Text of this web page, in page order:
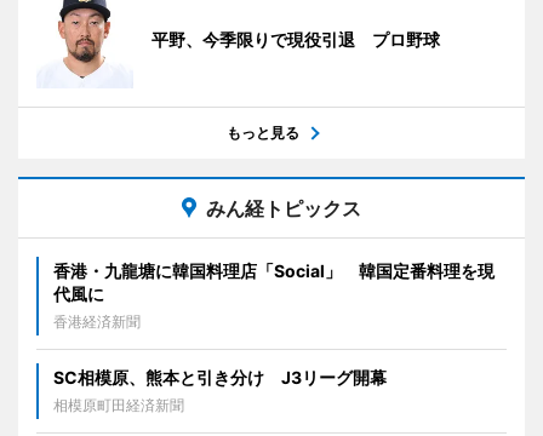
平野、今季限りで現役引退 プロ野球
もっと見る
みん経トピックス
香港・九龍塘に韓国料理店「Social」 韓国定番料理を現
代風に
香港経済新聞
SC相模原、熊本と引き分け J3リーグ開幕
相模原町田経済新聞